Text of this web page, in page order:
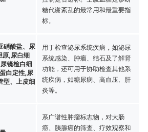
糖代谢紊乱的最常用和最重要指
标。
硝酸盐、尿
原,尿白细
镜检白细
白定性,尿
型、上皮细
用于检查泌尿系统疾病，如泌尿
系统感染、肿瘤、结石及了解肾
功能，还可用于协助检查其他系
统疾病，如糖尿病、高血压、肝
炎等。
系广谱性肿瘤标志物，对大肠
癌、胰腺癌的筛查、疗效观察和